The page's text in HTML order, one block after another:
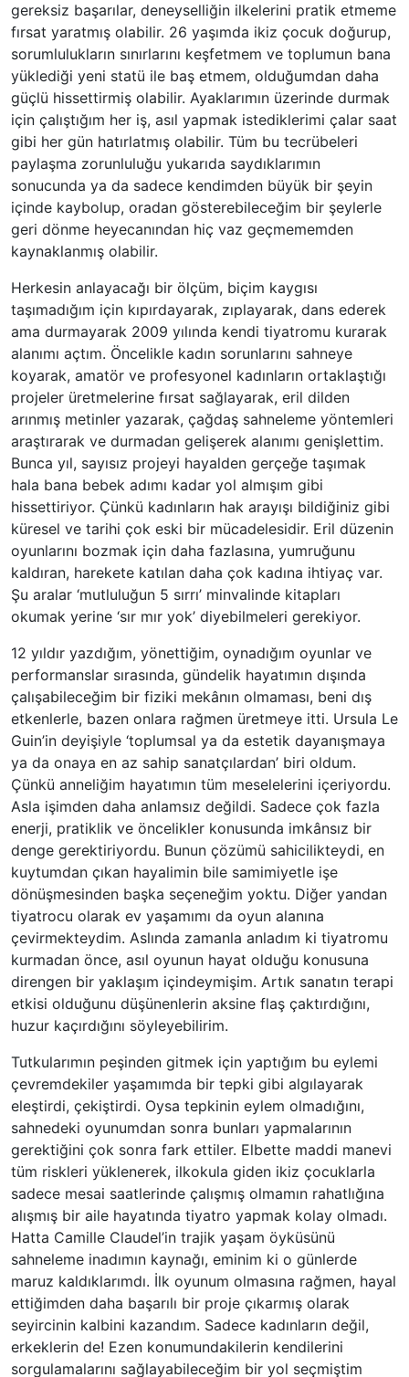
gereksiz başarılar, deneyselliğin ilkelerini pratik etmeme
fırsat yaratmış olabilir. 26 yaşımda ikiz çocuk doğurup,
sorumlulukların sınırlarını keşfetmem ve toplumun bana
yüklediği yeni statü ile baş etmem, olduğumdan daha
güçlü hissettirmiş olabilir. Ayaklarımın üzerinde durmak
için çalıştığım her iş, asıl yapmak istediklerimi çalar saat
gibi her gün hatırlatmış olabilir. Tüm bu tecrübeleri
paylaşma zorunluluğu yukarıda saydıklarımın
sonucunda ya da sadece kendimden büyük bir şeyin
içinde kaybolup, oradan gösterebileceğim bir şeylerle
geri dönme heyecanından hiç vaz geçmememden
kaynaklanmış olabilir.
Herkesin anlayacağı bir ölçüm, biçim kaygısı
taşımadığım için kıpırdayarak, zıplayarak, dans ederek
ama durmayarak 2009 yılında kendi tiyatromu kurarak
alanımı açtım. Öncelikle kadın sorunlarını sahneye
koyarak, amatör ve profesyonel kadınların ortaklaştığı
projeler üretmelerine fırsat sağlayarak, eril dilden
arınmış metinler yazarak, çağdaş sahneleme yöntemleri
araştırarak ve durmadan gelişerek alanımı genişlettim.
Bunca yıl, sayısız projeyi hayalden gerçeğe taşımak
hala bana bebek adımı kadar yol almışım gibi
hissettiriyor. Çünkü kadınların hak arayışı bildiğiniz gibi
küresel ve tarihi çok eski bir mücadelesidir. Eril düzenin
oyunlarını bozmak için daha fazlasına, yumruğunu
kaldıran, harekete katılan daha çok kadına ihtiyaç var.
Şu aralar ‘mutluluğun 5 sırrı’ minvalinde kitapları
okumak yerine ‘sır mır yok’ diyebilmeleri gerekiyor.
12 yıldır yazdığım, yönettiğim, oynadığım oyunlar ve
performanslar sırasında, gündelik hayatımın dışında
çalışabileceğim bir fiziki mekânın olmaması, beni dış
etkenlerle, bazen onlara rağmen üretmeye itti. Ursula Le
Guin’in deyişiyle ‘toplumsal ya da estetik dayanışmaya
ya da onaya en az sahip sanatçılardan’ biri oldum.
Çünkü anneliğim hayatımın tüm meselelerini içeriyordu.
Asla işimden daha anlamsız değildi. Sadece çok fazla
enerji, pratiklik ve öncelikler konusunda imkânsız bir
denge gerektiriyordu. Bunun çözümü sahicilikteydi, en
kuytumdan çıkan hayalimin bile samimiyetle işe
dönüşmesinden başka seçeneğim yoktu. Diğer yandan
tiyatrocu olarak ev yaşamımı da oyun alanına
çevirmekteydim. Aslında zamanla anladım ki tiyatromu
kurmadan önce, asıl oyunun hayat olduğu konusuna
direngen bir yaklaşım içindeymişim. Artık sanatın terapi
etkisi olduğunu düşünenlerin aksine flaş çaktırdığını,
huzur kaçırdığını söyleyebilirim.
Tutkularımın peşinden gitmek için yaptığım bu eylemi
çevremdekiler yaşamımda bir tepki gibi algılayarak
eleştirdi, çekiştirdi. Oysa tepkinin eylem olmadığını,
sahnedeki oyunumdan sonra bunları yapmalarının
gerektiğini çok sonra fark ettiler. Elbette maddi manevi
tüm riskleri yüklenerek, ilkokula giden ikiz çocuklarla
sadece mesai saatlerinde çalışmış olmamın rahatlığına
alışmış bir aile hayatında tiyatro yapmak kolay olmadı.
Hatta Camille Claudel’in trajik yaşam öyküsünü
sahneleme inadımın kaynağı, eminim ki o günlerde
maruz kaldıklarımdı. İlk oyunum olmasına rağmen, hayal
ettiğimden daha başarılı bir proje çıkarmış olarak
seyircinin kalbini kazandım. Sadece kadınların değil,
erkeklerin de! Ezen konumundakilerin kendilerini
sorgulamalarını sağlayabileceğim bir yol seçmiştim